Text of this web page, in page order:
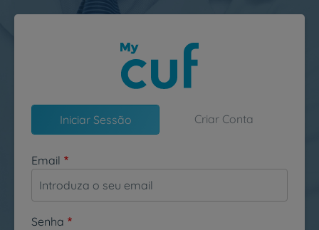
Passar para o conteúdo principal
Iniciar Sessão Criar Conta
Email
Senha